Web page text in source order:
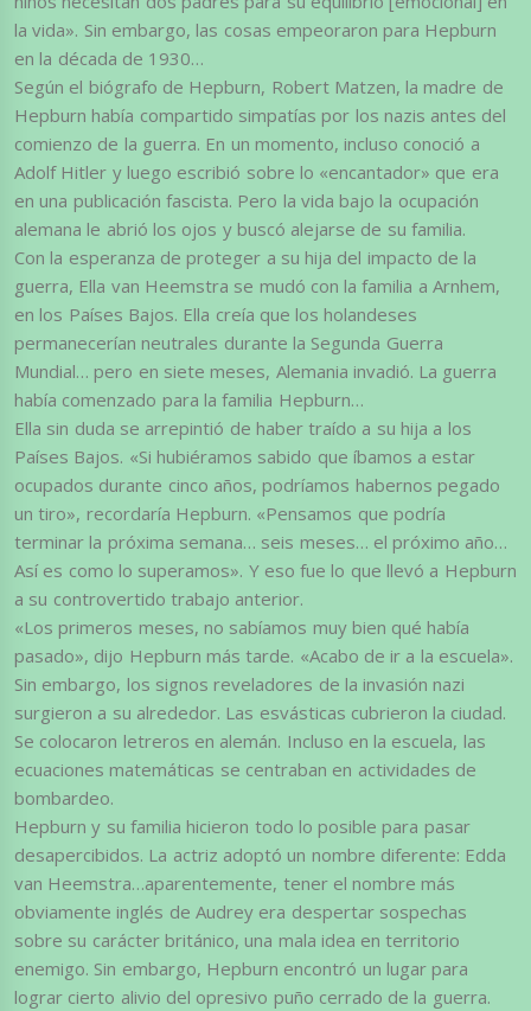
la vida». Sin embargo, las cosas empeoraron para Hepburn
en la década de 1930…
Según el biógrafo de Hepburn, Robert Matzen, la madre de
Hepburn había compartido simpatías por los nazis antes del
comienzo de la guerra. En un momento, incluso conoció a
Adolf Hitler y luego escribió sobre lo «encantador» que era
en una publicación fascista. Pero la vida bajo la ocupación
alemana le abrió los ojos y buscó alejarse de su familia.
Con la esperanza de proteger a su hija del impacto de la
guerra, Ella van Heemstra se mudó con la familia a Arnhem,
en los Países Bajos. Ella creía que los holandeses
permanecerían neutrales durante la Segunda Guerra
Mundial… pero en siete meses, Alemania invadió. La guerra
había comenzado para la familia Hepburn…
Ella sin duda se arrepintió de haber traído a su hija a los
Países Bajos. «Si hubiéramos sabido que íbamos a estar
ocupados durante cinco años, podríamos habernos pegado
un tiro», recordaría Hepburn. «Pensamos que podría
terminar la próxima semana… seis meses… el próximo año…
Así es como lo superamos». Y eso fue lo que llevó a Hepburn
a su controvertido trabajo anterior.
«Los primeros meses, no sabíamos muy bien qué había
pasado», dijo Hepburn más tarde. «Acabo de ir a la escuela».
Sin embargo, los signos reveladores de la invasión nazi
surgieron a su alrededor. Las esvásticas cubrieron la ciudad.
Se colocaron letreros en alemán. Incluso en la escuela, las
ecuaciones matemáticas se centraban en actividades de
bombardeo.
Hepburn y su familia hicieron todo lo posible para pasar
desapercibidos. La actriz adoptó un nombre diferente: Edda
van Heemstra…aparentemente, tener el nombre más
obviamente inglés de Audrey era despertar sospechas
sobre su carácter británico, una mala idea en territorio
enemigo. Sin embargo, Hepburn encontró un lugar para
lograr cierto alivio del opresivo puño cerrado de la guerra.